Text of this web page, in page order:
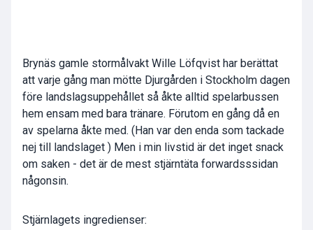
Brynäs gamle stormålvakt Wille Löfqvist har berättat
att varje gång man mötte Djurgården i Stockholm dagen
före landslagsuppehållet så åkte alltid spelarbussen
hem ensam med bara tränare. Förutom en gång då en
av spelarna åkte med. (Han var den enda som tackade
nej till landslaget ) Men i min livstid är det inget snack
om saken - det är de mest stjärntäta forwardsssidan
någonsin.
Stjärnlagets ingredienser: